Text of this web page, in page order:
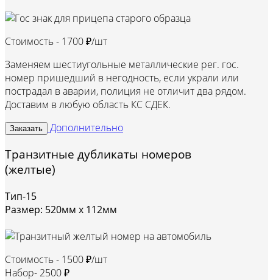
Стоимость - 1700 ₽/шт
Заменяем шестиугольные металлические рег. гос.
номер пришедший в негодность, если украли или
пострадал в аварии, полиция не отличит два рядом.
Доставим в любую область КС СДЕК.
Заказать Дополнительно
Транзитные дубликаты номеров
(желтые)
Тип-15
Размер: 520мм х 112мм
Стоимость - 1500 ₽/шт
Набор- 2500 ₽